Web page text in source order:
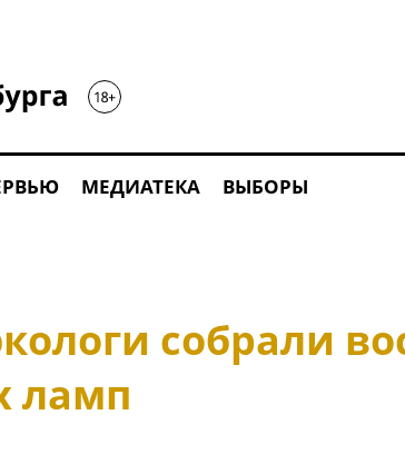
МЕДИАТЕКА ВЫБОРЫ
собрали
ламп